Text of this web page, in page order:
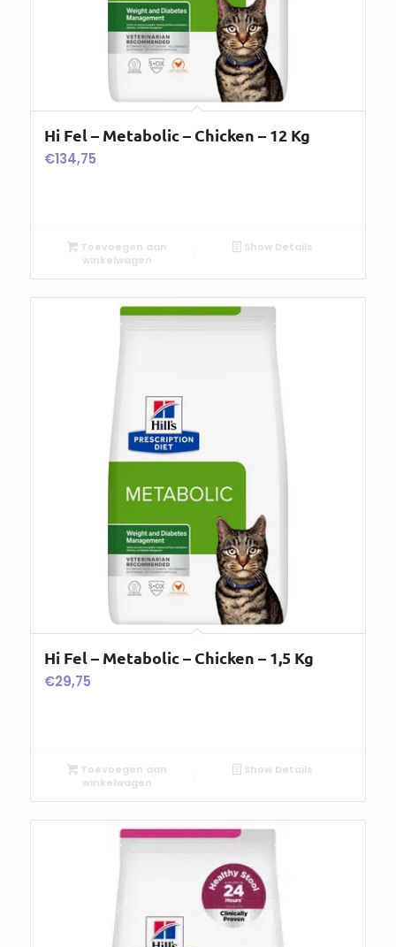
Hi Fel – Metabolic – Chicken – 12 Kg
€134,75
Toevoegen aan
winkelwagen
Show Details
Hi Fel – Metabolic – Chicken – 1,5 Kg
€29,75
Toevoegen aan
winkelwagen
Show Details